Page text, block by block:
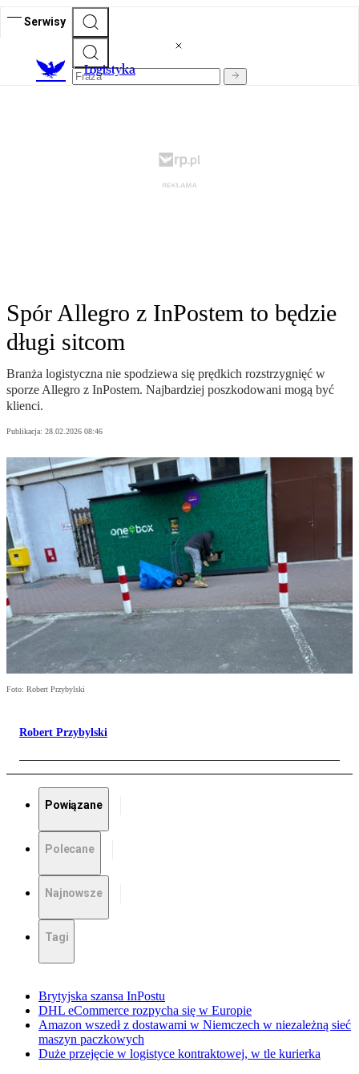
Serwisy
Logistyka
Spór Allegro z InPostem to będzie
długi sitcom
Branża logistyczna nie spodziewa się prędkich rozstrzygnięć w
sporze Allegro z InPostem. Najbardziej poszkodowani mogą być
klienci.
Publikacja: 28.02.2026 08:46
Foto: Robert Przybylski
Robert Przybylski
Powiązane
Polecane
Najnowsze
Tagi
Brytyjska szansa InPostu
DHL eCommerce rozpycha się w Europie
Amazon wszedł z dostawami w Niemczech w niezależną sieć
maszyn paczkowych
Duże przejęcie w logistyce kontraktowej, w tle kurierka